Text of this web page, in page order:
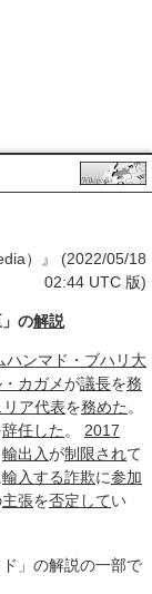
）』 (2022/05/18
02:44 UTC 版)
の解説
ハンマド・ブハリ 大
カガメが議長を務
ア代表を務めた 。
辞任した 。 2017
輸出入が制限されて
輸入する詐欺に参加
主張を否定してい
」の解説の一部で